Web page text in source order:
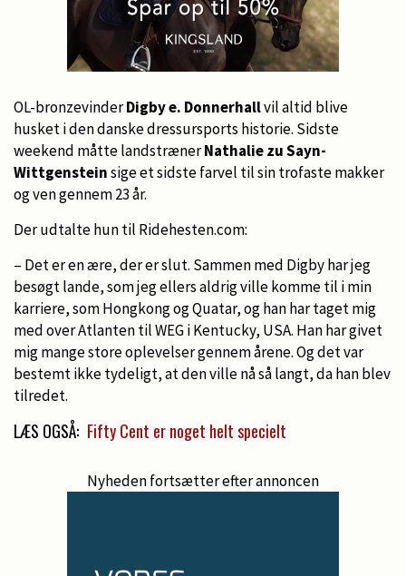
OL-bronzevinderDigby e. Donnerhallvil altid blive
husket i den danske dressursports historie. Sidste
weekend måtte landstrænerNathalie zu Sayn-
Wittgensteinsige et sidste farvel til sin trofaste makker
og ven gennem 23 år.
Der udtalte hun til Ridehesten.com:
– Det er en ære, der er slut. Sammen med Digby har jeg
besøgt lande, som jeg ellers aldrig ville komme til i min
karriere, som Hongkong og Quatar, og han har taget mig
med over Atlanten til WEG i Kentucky, USA. Han har givet
mig mange store oplevelser gennem årene. Og det var
bestemt ikke tydeligt, at den ville nå så langt, da han blev
tilredet.
LÆS OGSÅ: Fifty Cent er noget helt specielt
Nyheden fortsætter efter annoncen